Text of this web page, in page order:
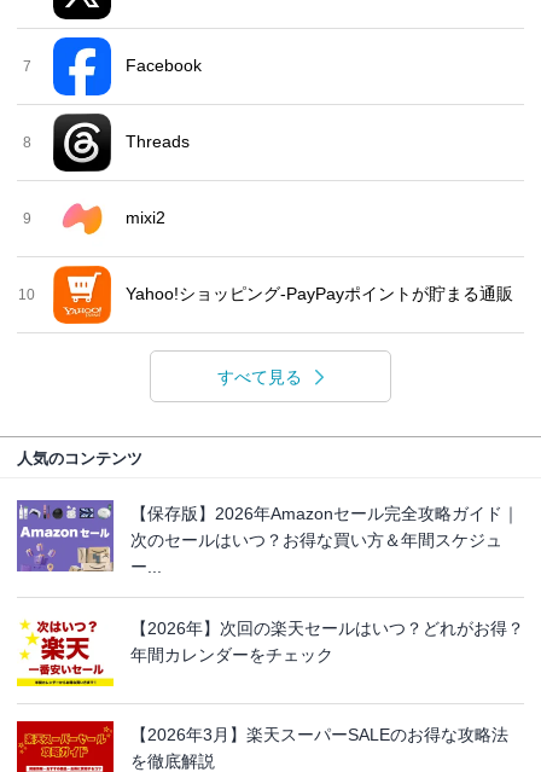
7 Facebook
8 Threads
9 mixi2
10 Yahoo!ショッピング-PayPayポイントが貯まる通販
すべて見る
人気のコンテンツ
【保存版】2026年Amazonセール完全攻略ガイド｜
次のセールはいつ？お得な買い方＆年間スケジュ
ー...
【2026年】次回の楽天セールはいつ？どれがお得？
年間カレンダーをチェック
【2026年3月】楽天スーパーSALEのお得な攻略法
を徹底解説